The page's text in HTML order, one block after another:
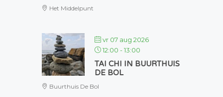
Het Middelpunt
vr 07 aug 2026
12:00 -13:00
TAI CHI IN BUURTHUIS
DE BOL
Buurthuis De Bol